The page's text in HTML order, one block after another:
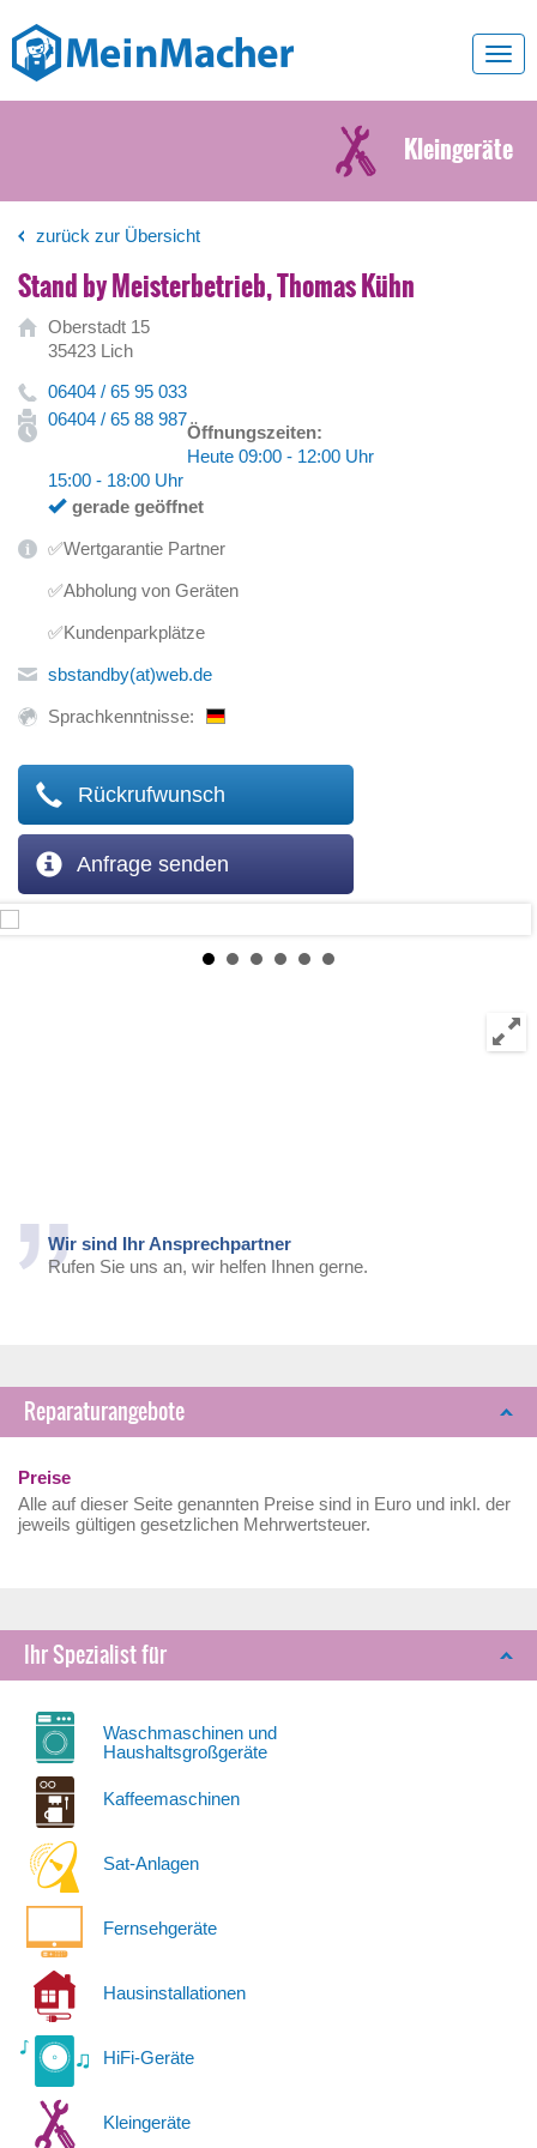
Kleingeräte
zurück zur Übersicht
Stand by Meisterbetrieb, Thomas Kühn
Oberstadt 15
35423 Lich
06404 / 65 95 033
06404 / 65 88 987
Öffnungszeiten:
Heute 09:00 - 12:00 Uhr
15:00 - 18:00 Uhr
gerade geöffnet
✅Wertgarantie Partner
✅Abholung von Geräten
✅Kundenparkplätze
sbstandby(at)web.de
Sprachkenntnisse:
Rückrufwunsch
Anfrage senden
Wir sind Ihr Ansprechpartner
Rufen Sie uns an, wir helfen Ihnen gerne.
Reparaturangebote
Preise
Alle auf dieser Seite genannten Preise sind in Euro und inkl. der
jeweils gültigen gesetzlichen Mehrwertsteuer.
Ihr Spezialist für
Waschmaschinen und
Haushaltsgroßgeräte
Kaffeemaschinen
Sat-Anlagen
Fernsehgeräte
Hausinstallationen
HiFi-Geräte
Kleingeräte